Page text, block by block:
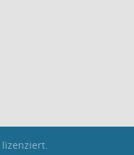
lizenziert.